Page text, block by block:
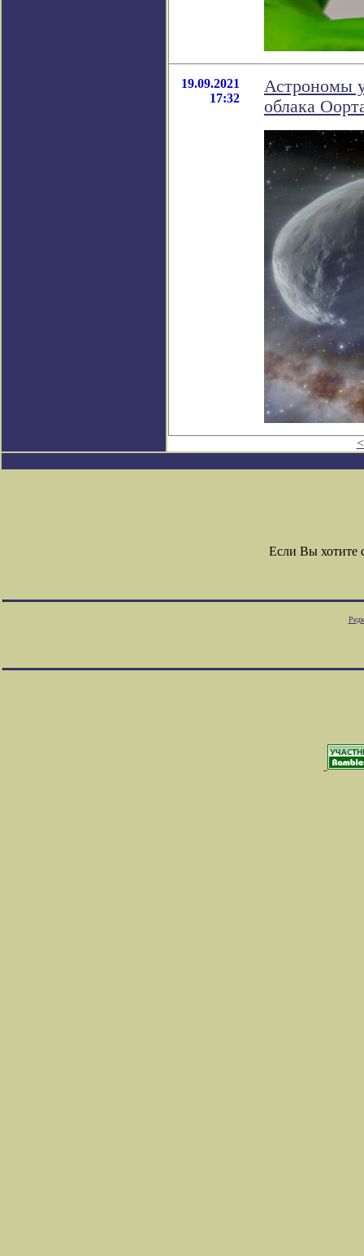
19.09.2021
17:32
Астрономы
облака
Если Вы хотите